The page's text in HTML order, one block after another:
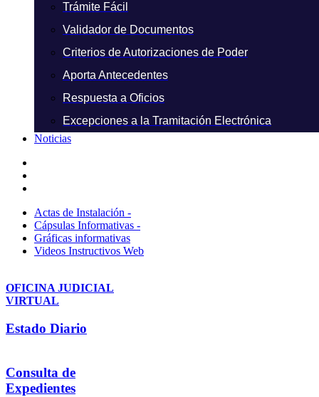
Trámite Fácil
Validador de Documentos
Criterios de Autorizaciones de Poder
Aporta Antecedentes
Respuesta a Oficios
Excepciones a la Tramitación Electrónica
Noticias
Actas de Instalación -
Cápsulas Informativas -
Gráficas informativas
Videos Instructivos Web
OFICINA JUDICIAL
VIRTUAL
Estado Diario
Consulta de
Expedientes